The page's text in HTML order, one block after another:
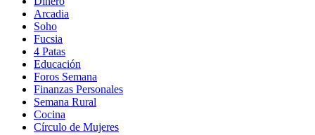
Arcadia
Soho
in
new
window
Fucsia
in
new
window
4 Patas
Educación
Foros Semana
Finanzas Personales
Semana Rural
Cocina
Círculo de Mujeres